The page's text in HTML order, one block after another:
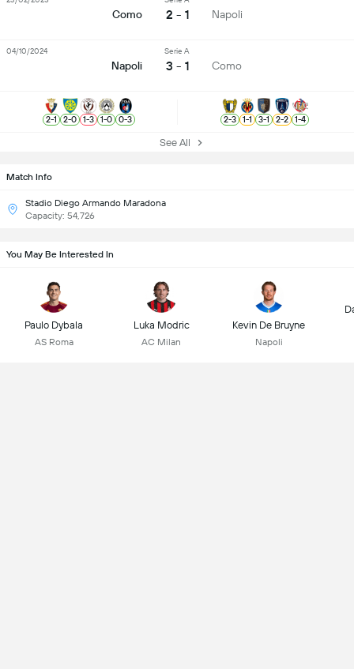
Match Info
Stadio Diego Armando Maradona
Capacity: 54,726
Como 2 - 1 Napoli
Napoli
Serie A
3 - 1 Como
04/10/2024
2-1 2-0 1-3 1-0 0-3 2-3 1-1 3-1 2-2 1-4
See All
You May Be Interested In
Paulo Dybala
AS Roma
Luka Modric
AC Milan
Kevin De Bruyne
Napoli